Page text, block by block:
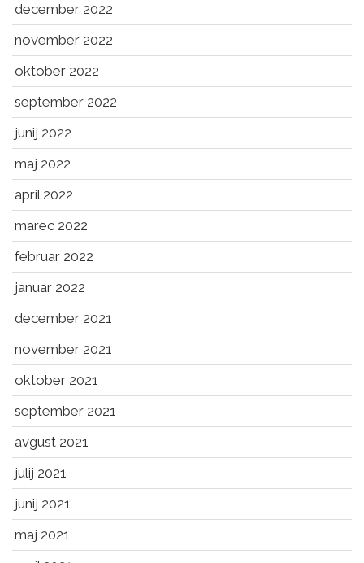
december 2022
november 2022
oktober 2022
september 2022
junij 2022
maj 2022
april 2022
marec 2022
februar 2022
januar 2022
december 2021
november 2021
oktober 2021
september 2021
avgust 2021
julij 2021
junij 2021
maj 2021